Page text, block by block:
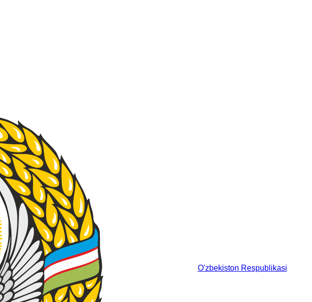
O'zbekiston Respublikasi